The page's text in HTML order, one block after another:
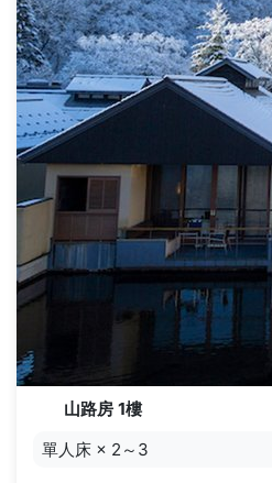
山路房 1樓
單人床 × 2～3